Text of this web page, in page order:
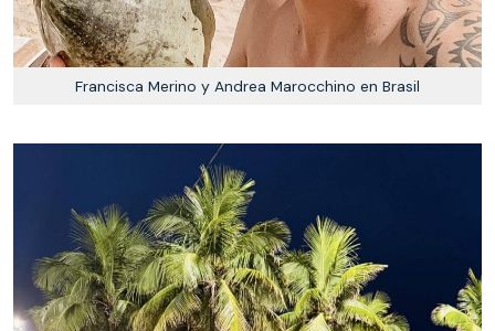
Francisca Merino y Andrea Marocchino en Brasil